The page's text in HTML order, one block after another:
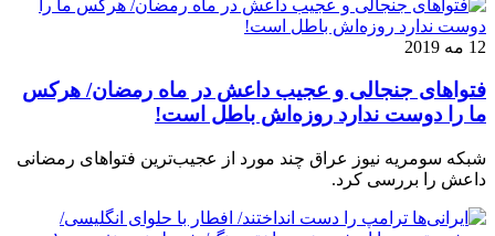
12 مه 2019
فتواهای جنجالی و عجیب داعش در ماه رمضان/ هرکس
ما را دوست ندارد روزه‌اش باطل است!
شبکه سومریه نیوز عراق چند مورد از عجیب‌ترین فتواهای رمضانی
داعش را بررسی کرد.